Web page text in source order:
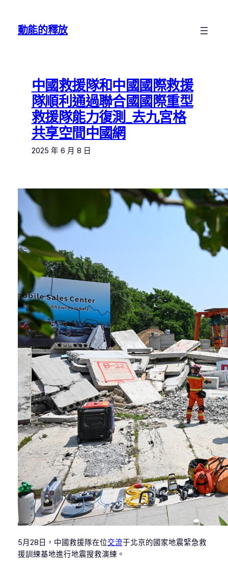
動能的釋放
中國救援隊和中國國際救援
隊順利通過聯合國國際重型
救援隊能力復測_去九宮格
共享空間中國網
2025 年 6 月 8 日
5月28日，中國救援隊在位交流于北京的國家地震緊急救
援訓練基地進行地震搜救演練。